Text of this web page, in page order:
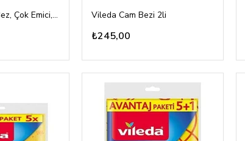
Vileda Sünger Bez, Çok Emici, Çok amaçlı, 3'lü Paket Vileda Cam Bezi 2li
₺245,00